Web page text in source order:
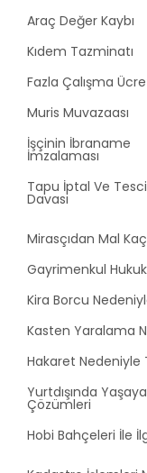
Araç Değer Kaybı
Kıdem Tazminatı
Fazla Çalışma
Muris Muvazaası
İşçinin İbraname
İmzalaması
Tapu İptal Ve
Davası
Mirasçıdan Mal
Gayrimenkul
Kira Borcu
Kasten Yaralama
Hakaret Nedeniyle
Yurtdışında
Çözümleri
Hobi Bahçeleri İle